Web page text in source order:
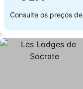
Consulte os preços de